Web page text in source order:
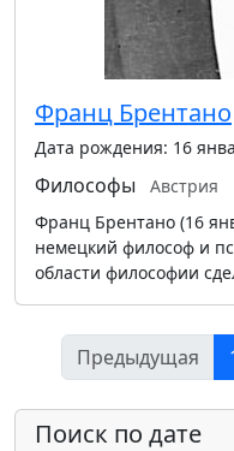
Франц Брентано
Дата рождения: 16
Философы
Австрия
Франц Брентано (16
немецкий философ и
области философии
Предыдущая
Поиск по дате